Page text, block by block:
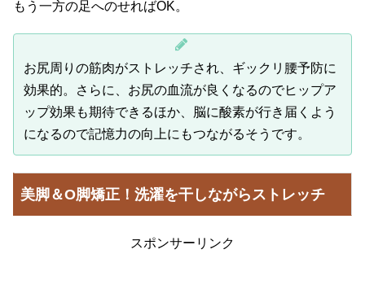
もう一方の足へのせればOK。
お尻周りの筋肉がストレッチされ、ギックリ腰予防に
効果的。さらに、お尻の血流が良くなるのでヒップア
ップ効果も期待できるほか、脳に酸素が行き届くよう
になるので記憶力の向上にもつながるそうです。
美脚＆O脚矯正！洗濯を干しながらストレッチ
スポンサーリンク